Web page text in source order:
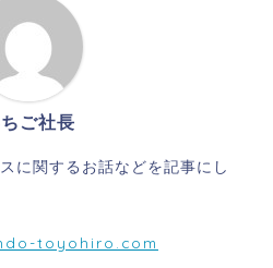
ご社長
に関するお話などを記事にし
toyohiro.com